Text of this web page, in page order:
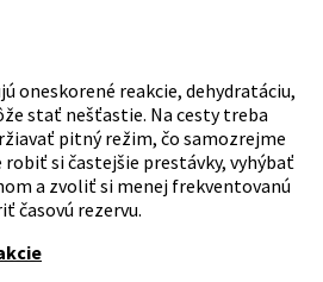
oneskorené reakcie, dehydratáciu,
stať nešťastie. Na cesty treba
pitný režim, čo samozrejme
robiť si častejšie prestávky, vyhýbať
a zvoliť si menej frekventovanú
časovú rezervu.